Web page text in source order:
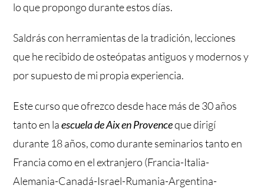
lo que propongo durante estos días.
Saldrás con herramientas de la tradición, lecciones
que he recibido de osteópatas antiguos y modernos y
por supuesto de mi propia experiencia.
Este curso que ofrezco desde hace más de 30 años
tanto en laescuela de Aix en Provenceque dirigí
durante 18 años, como durante seminarios tanto en
Francia como en el extranjero (Francia-Italia-
Alemania-Canadá-Israel-Rumania-Argentina-